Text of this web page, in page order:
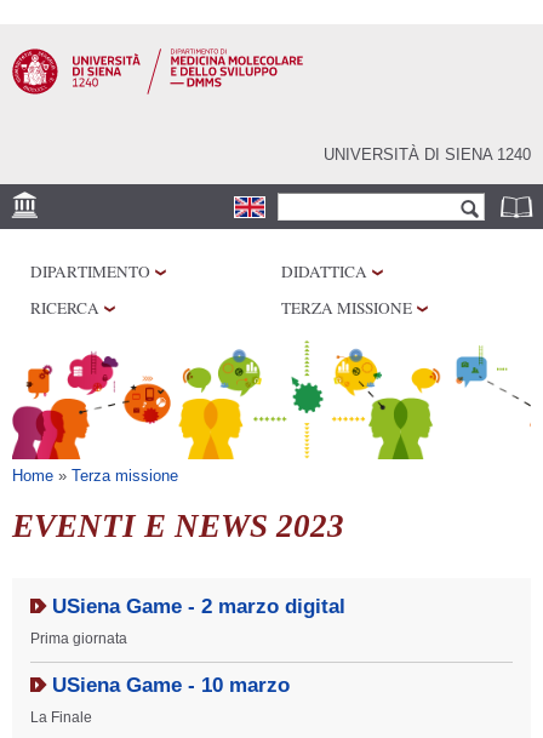
contenuto
principale
UNIVERSITÀ DI SIENA 1240
Form di ricerca
CENTRI DI RICERCA
BIBLIOTECHE
SERVIZI
DIPARTIMENTO
DIDATTICA
RICERCA
TERZA MISSIONE
Tu sei qui
Home » Terza missione
EVENTI E NEWS 2023
USiena Game - 2 marzo digital
Prima giornata
USiena Game - 10 marzo
La Finale